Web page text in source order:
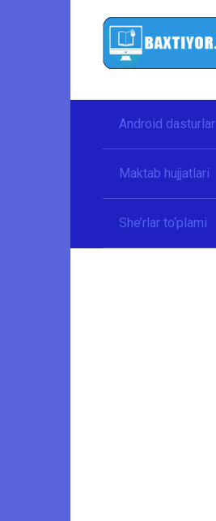
Android dasturlar
Maktab hujjatlari
She’rlar to‘plami